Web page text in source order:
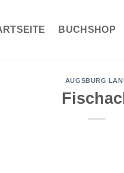
BUCHSHOP
AUGSBURG